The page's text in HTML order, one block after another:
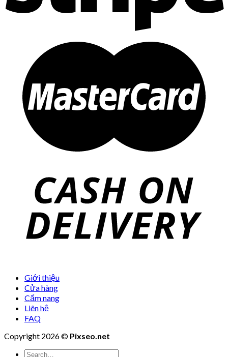
Giới thiệu
Cửa hàng
Cẩm nang
Liên hệ
FAQ
Copyright 2026 © Pixseo.net
Search